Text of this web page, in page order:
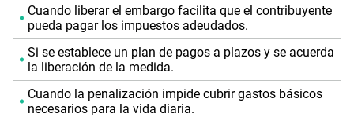
Cuando liberar el embargo facilita que el contribuyente
pueda pagar los impuestos adeudados.
Si se establece un plan de pagos a plazos y se acuerda
la liberación de la medida.
Cuando la penalización impide cubrir gastos básicos
necesarios para la vida diaria.